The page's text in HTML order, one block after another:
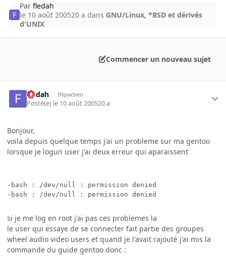
Parfledah
le 10 août 200520 a dans GNU/Linux, *BSD et dérivés
d'UNIX
Commencer un nouveau sujet
fledah INpactien
Posté(e) le 10 août 200520 a
Bonjour,
voila depuis quelque temps j'ai un probleme sur ma gentoo
lorsque je logun user j'ai deux erreur qui aparaissent
-bash : /dev/null : permission denied
si je me log en root j'ai pas ces problemes la
le user qui essaye de se connecter fait partie des groupes
wheel audio video users et quand je l'avait rajouté j'ai mis la
commande du guide gentoo donc :